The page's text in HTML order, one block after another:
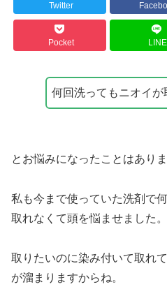
Twitter
Pocket LINE
何回洗ってもニオイ
とお悩みになったことはあり
私も今まで使っていた洗剤で
取れなくて頭を悩ませました。
取りたいのに染み付いて取れ
が溜まりますからね。